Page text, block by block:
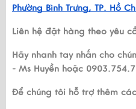
Phường Bình Trưng, TP. Hồ
Liên hệ đặt hàng theo yêu
Hãy nhanh tay nhắn cho
- Ms Huyền hoặc
Để chúng tôi hỗ trợ thêm